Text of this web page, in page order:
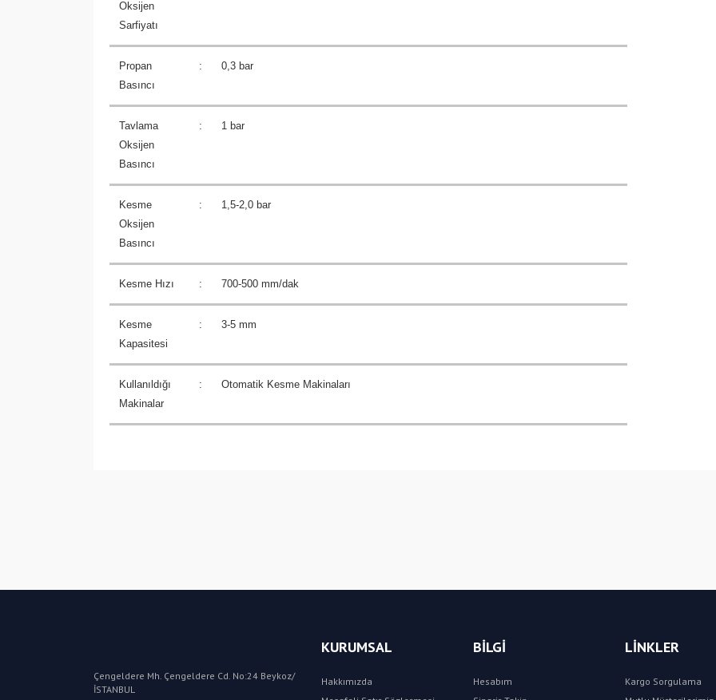
Oksijen
Sarfiyatı
Propan
Basıncı
: 0,3 bar
Tavlama
Oksijen
Basıncı
: 1 bar
Kesme
Oksijen
Basıncı
: 1,5-2,0 bar
Kesme Hızı : 700-500 mm/dak
Kesme
Kapasitesi
: 3-5 mm
Kullanıldığı
Makinalar
: Otomatik Kesme Makinaları
Çengeldere Mh. Çengeldere Cd. No:24 Beykoz/
İSTANBUL
KURUMSAL
Hakkımızda
BİLGİ
Hesabım
LİNKLER
Kargo Sorgulama